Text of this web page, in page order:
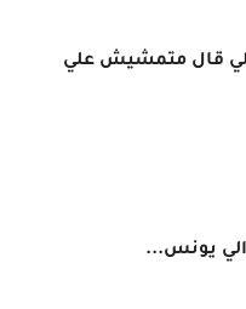
قال متمشيش علي
الي يونس...